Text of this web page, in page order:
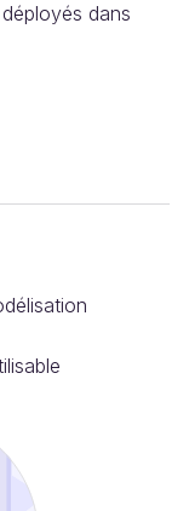
dans